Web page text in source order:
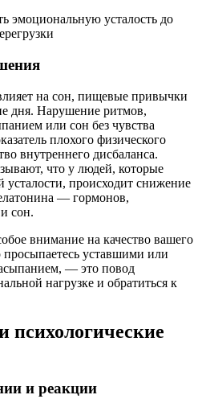
на сон, пищевые привычки
дня. Нарушение ритмов,
или сон без чувства
плохого физического
внутреннего дисбаланса.
что у людей, которые
усталости, происходит снижение
— гормонов,
сон.
внимание на качество вашего
просыпаетесь уставшими или
— это повод
нагрузке и обратиться к
и реакции